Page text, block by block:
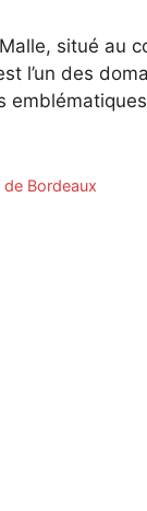
situé au
l’un des
de Bordeaux